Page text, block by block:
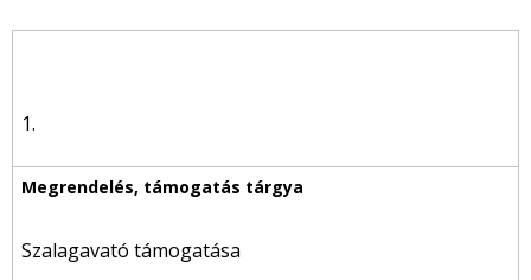
1.
Szalagavató támogatása